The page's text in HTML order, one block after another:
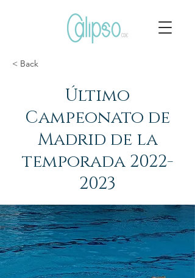
< Back
Último
Campeonato de
Madrid de la
temporada 2022-
2023